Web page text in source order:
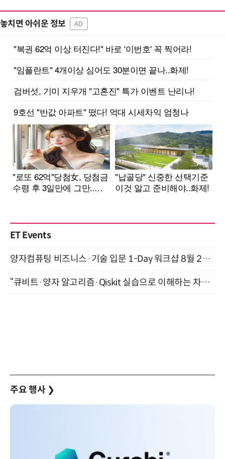
놓치면 아쉬운 정보 AD
ET Events
양자컴퓨팅 비즈니스·기술 입문 1-Day 워크샵 8월 28일 개최
“큐비트·양자 알고리즘·Qiskit 실습으로 이해하는 차세대 컴퓨팅” (8/28)
주요 행사 ❯